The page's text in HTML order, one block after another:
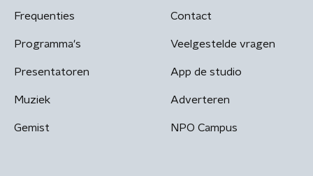
Frequenties
Programma's
Presentatoren
Muziek
Gemist
Contact
Veelgestelde vragen
App de studio
Adverteren
NPO Campus